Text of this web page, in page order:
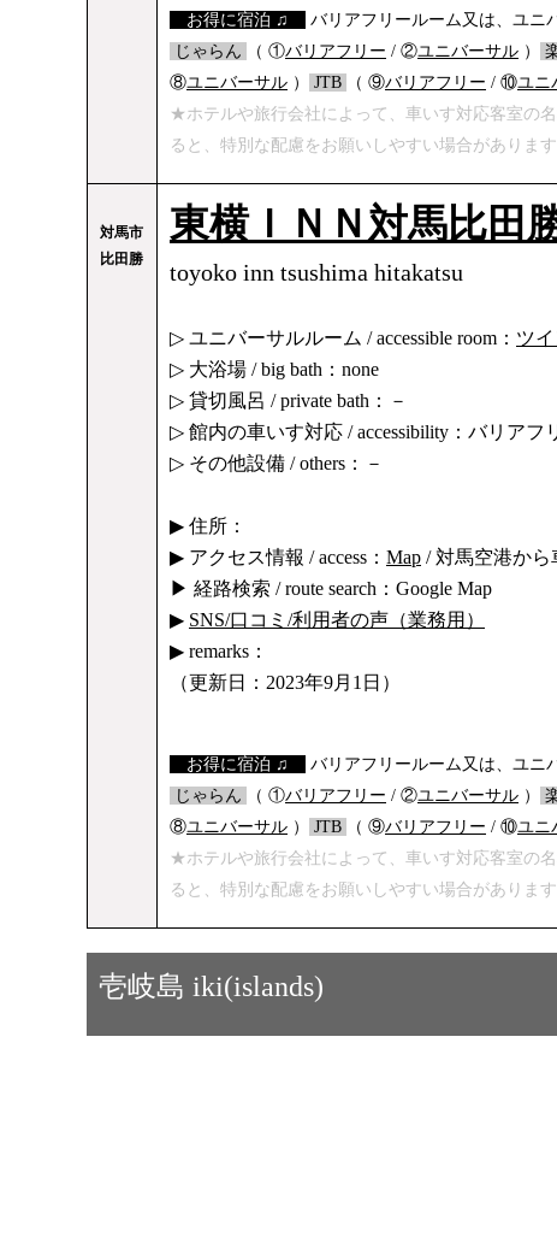
お得に宿泊 ♫
バリアフリールーム又は、ユニ
じゃらん （ ①バリアフリー / ②ユニバーサル ）
⑧ユニバーサル ） JTB （ ⑨バリアフリー / ⑩ユニ
★ホテルや旅行会社によって、車いす対応客室の
ると、特別な配慮をお願いしやすい場合があります
対馬市
比田勝
東横ＩＮＮ対馬比田
toyoko inn tsushima hitakatsu
▷ ユニバーサルルーム / accessible room： ツ
▷ 大浴場 / big bath：none
▷ 貸切風呂 / private bath：－
▷ 館内の車いす対応 / accessibility：バリアフ
▷ その他設備 / others：－
▶ 住所：
▶ アクセス情報 / access： Map / 対馬空港から
▶ 経路検索 / route search：Google Map
▶ SNS/口コミ/利用者の声（業務用）
▶ remarks：
（更新日：2023年9月1日）
お得に宿泊 ♫
バリアフリールーム又は、ユニ
じゃらん （ ①バリアフリー / ②ユニバーサル ）
⑧ユニバーサル ） JTB （ ⑨バリアフリー / ⑩ユニ
★ホテルや旅行会社によって、車いす対応客室の
ると、特別な配慮をお願いしやすい場合があります
壱岐島 iki(islands)